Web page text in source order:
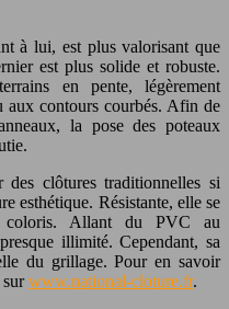
à lui, est plus valorisant que
est plus solide et robuste.
en pente, légèrement
aux contours courbés. Afin de
la pose des poteaux
clôtures traditionnelles si
esthétique. Résistante, elle se
coloris. Allant du PVC au
illimité. Cependant, sa
du grillage. Pour en savoir
surwww.national-cloture.fr.